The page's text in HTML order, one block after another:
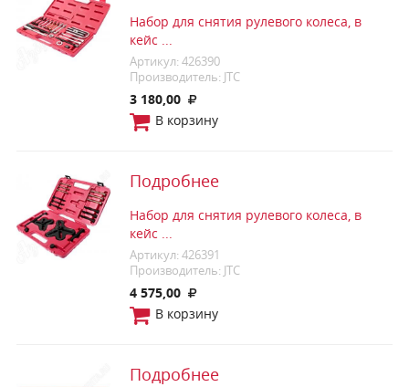
Набор для снятия рулевого колеса, в
кейс ...
Артикул: 426390
Производитель: JTC
3 180,00
В корзину
Подробнее
Набор для снятия рулевого колеса, в
кейс ...
Артикул: 426391
Производитель: JTC
4 575,00
В корзину
Подробнее